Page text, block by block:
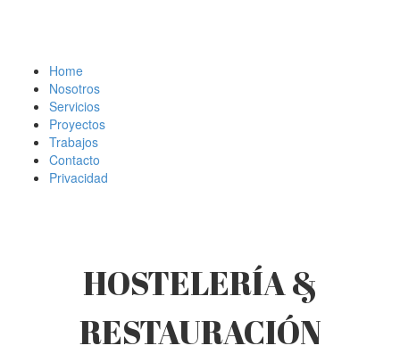
Home
Nosotros
Servicios
Proyectos
Trabajos
Contacto
Privacidad
HOSTELERÍA &
RESTAURACIÓN